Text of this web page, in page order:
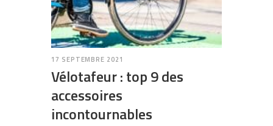
17 SEPTEMBRE 2021
Vélotafeur : top 9 des
accessoires
incontournables